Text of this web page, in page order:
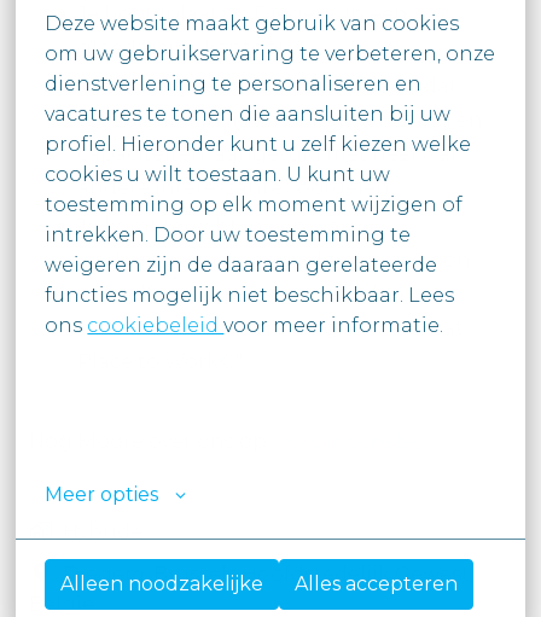
Deze website maakt gebruik van cookies
om uw gebruikservaring te verbeteren, onze
dienstverlening te personaliseren en
vacatures te tonen die aansluiten bij uw
profiel. Hieronder kunt u zelf kiezen welke
cookies u wilt toestaan. U kunt uw
toestemming op elk moment wijzigen of
intrekken. Door uw toestemming te
weigeren zijn de daaraan gerelateerde
functies mogelijk niet beschikbaar. Lees
ons cookiebeleid voor meer informatie.
Meer opties
Alleen noodzakelijke Alles accepteren
Je hoofdplaats is Diegem, in een
gloednieuw kantoor.
Je ontvangt een competitief loon dat
volledig in lijn ligt met jouw ervaring en
capaciteiten, aangevuld met heel wat
andere interessante voordelen.
Je komt terecht in een warme
werkomgeving waar iedereen gewoon
zichzelf kan zijn. Daarom vinden onze
medewerkers Moore Belgium "a Great
Diegem
Brussels Hoofdstedelijk Gewest
België